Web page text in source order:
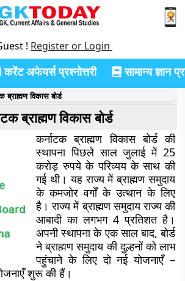
! Register or Login
करेंट अफेयर्स प्रश्नोत्तरी सामान्य ज्ञान
ब्राह्मण विकास बोर्ड
ब्राह्मण विकास बोर्ड
कर्नाटक ब्राह्मण विकास बोर्ड की
स्थापना पिछले साल जुलाई में 25
करोड़ रुपये के परिव्यय के साथ की
गई थी। यह राज्य में ब्राह्मण समुदाय
के कमजोर वर्गों के उत्थान के लिए
है। राज्य में ब्राह्मण समुदाय राज्य की
आबादी का लगभग 4 प्रतिशत है।
अपनी स्थापना के एक साल बाद, बोर्ड
ने ब्राह्मण समुदाय की दुल्हनों को लाभ
पहुंचाने के लिए दो नई योजनाएँ –
शुरू की हैं।